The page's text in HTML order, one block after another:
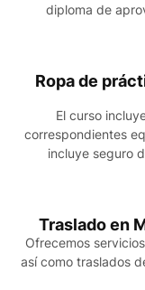
diploma de
Ropa de
El curso
correspondientes
incluye seguro
Traslado en
Ofrecemos
así como traslados